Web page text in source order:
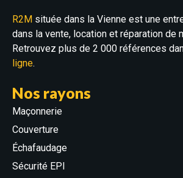
R2M située dans la Vienne est une
dans la vente, location et réparation de
Retrouvez plus de 2 000 références
ligne.
Nos rayons
Maçonnerie
Couverture
Échafaudage
Sécurité EPI